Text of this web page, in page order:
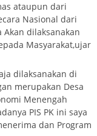
ataupun dari
Nasional dari
Akan dilaksanakan
Masyarakat,ujar
dilaksanakan di
merupakan Desa
Menengah
PIS PK ini saya
dan Program